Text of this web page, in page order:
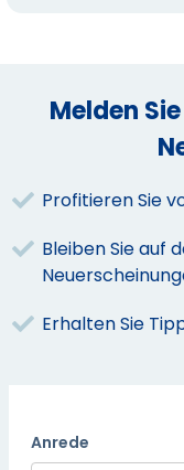
Melden
Profitieren Sie
Bleiben Sie auf
Erhalten Sie
Anrede